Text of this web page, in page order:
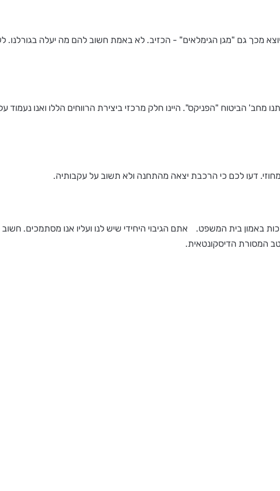
מכך גם "מגן הגימלאים" - הכזיב. לא באמת חשוב להם מה יעלה בגורלנו.
מחב' הביטוח "הפניקס". היינו חלק מרכזי ביצירת הרווחים הללו ואנו נעמוד
דעו לכם כי הרכבת יצאה מהתחנה ולא תשוב על עקבותיה.
באמון בית המשפט. אתם הגיבוי היחידי שיש לנו ועליו אנו מסתמכים.
המסורת הדיסקונטאית.